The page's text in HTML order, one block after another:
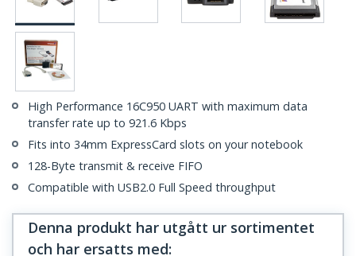
High Performance 16C950 UART with maximum data
transfer rate up to 921.6 Kbps
Fits into 34mm ExpressCard slots on your notebook
128-Byte transmit & receive FIFO
Compatible with USB2.0 Full Speed throughput
Denna produkt har utgått ur sortimentet
och har ersatts med: